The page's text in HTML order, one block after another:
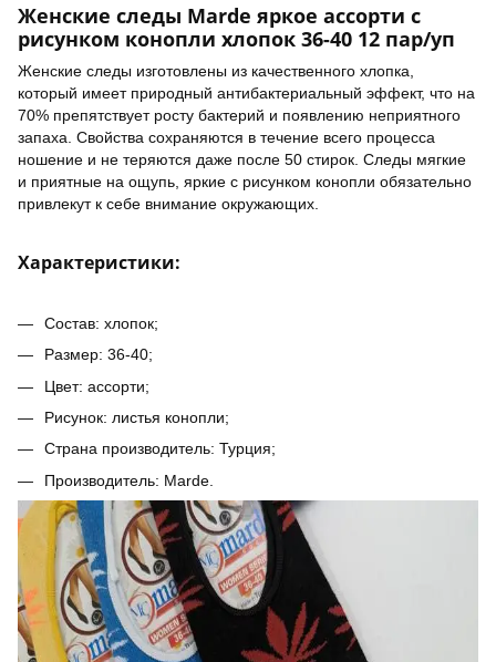
Женские следы Marde яркое ассорти с
рисунком конопли хлопок 36-40 12 пар/уп
Женские следы изготовлены из качественного хлопка,
который имеет природный антибактериальный эффект, что на
70% препятствует росту бактерий и появлению неприятного
запаха. Свойства сохраняются в течение всего процесса
ношение и не теряются даже после 50 стирок. Следы мягкие
и приятные на ощупь, яркие с рисунком конопли обязательно
привлекут к себе внимание окружающих.
Характеристики:
Состав: хлопок;
Размер: 36-40;
Цвет: ассорти;
Рисунок: листья конопли;
Страна производитель: Турция;
Производитель: Marde.